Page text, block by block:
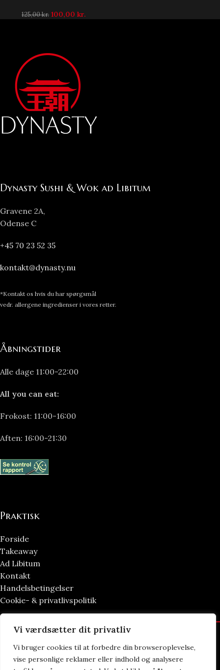
Vi værdsætter dit privatliv
Vi bruger cookies til at forbedre din browseroplevelse,
vise personlige reklamer eller indhold og analysere
125,00kr. 100,00 kr.
Dynasty Sushi & Wok ad Libitum
Gravene 2A,
Odense C
+45 70 23 52 35
kontakt@dynasty.nu
*Kontakt os hvis du har spørgsmål
vedr. allergene ingredienser i vores retter.
Åbningstider
Alle dage 11:00-22:00
All you can eat:
Frokost: 11:00-16:00
Aften: 16:00-21:30
Praktisk
Forside
Takeaway
Ad Libitum
Kontakt
Handelsbetingelser
Cookie- & privatlivspolitik
Dynasty Sushi & Wok ad Libitum 2023 | Power byNemBestil ApS